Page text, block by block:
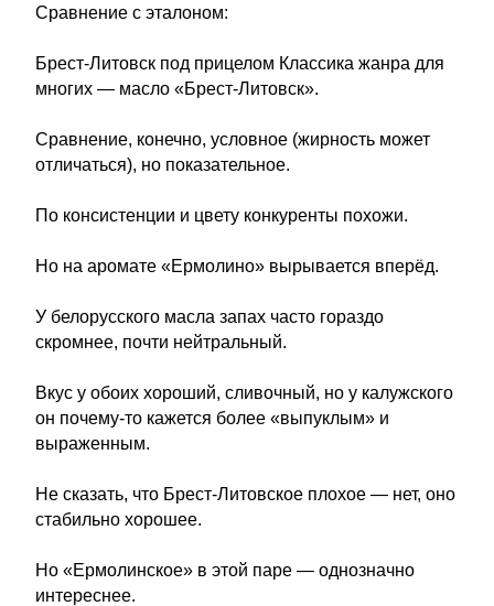
Сравнение с эталоном:
Брест-Литовск под прицелом Классика жанра для
многих — масло «Брест-Литовск».
Сравнение, конечно, условное (жирность может
отличаться), но показательное.
По консистенции и цвету конкуренты похожи.
Но на аромате «Ермолино» вырывается вперёд.
У белорусского масла запах часто гораздо
скромнее, почти нейтральный.
Вкус у обоих хороший, сливочный, но у калужского
он почему-то кажется более «выпуклым» и
выраженным.
Не сказать, что Брест-Литовское плохое — нет, оно
стабильно хорошее.
Но «Ермолинское» в этой паре — однозначно
интереснее.